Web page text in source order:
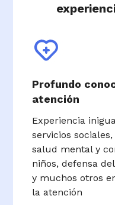
Profundo
atención
Experiencia
servicios
salud mental y
niños, defensa
y muchos otros
la atención